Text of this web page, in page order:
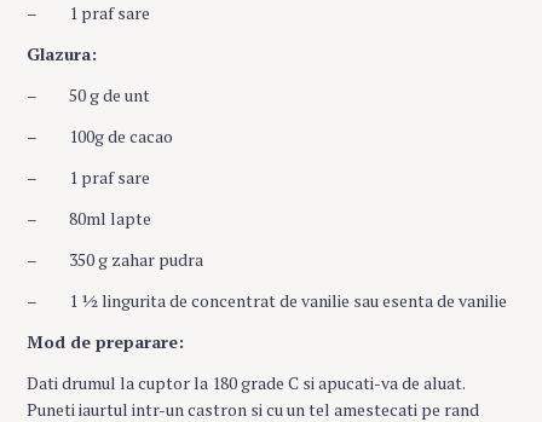
– 1 praf sare
Glazura:
– 50 g de unt
– 100g de cacao
– 1 praf sare
– 80ml lapte
– 350 g zahar pudra
– 1 ½ lingurita de concentrat de vanilie sau esenta de vanilie
Mod de preparare:
Dati drumul la cuptor la 180 grade C si apucati-va de aluat.
Puneti iaurtul intr-un castron si cu un tel amestecati pe rand